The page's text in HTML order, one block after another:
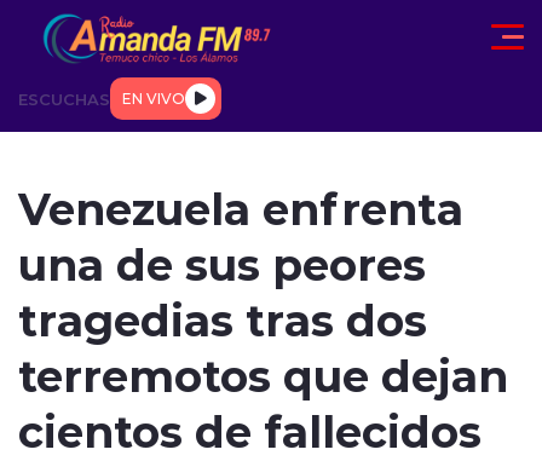
Click acá para ir directamente al contenido
ESCUCHAS EN VIVO
modo claro
Venezuela enfrenta
una de sus peores
tragedias tras dos
terremotos que dejan
cientos de fallecidos